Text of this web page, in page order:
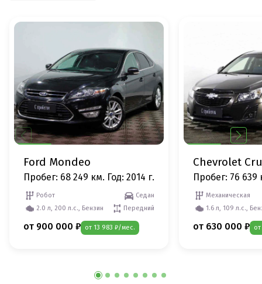
Ford Mondeo
Пробег: 68 249 км. Год: 2014 г.
Робот
Седан
2.0 л, 200 л.с., Бензин
Передний
от 900 000 ₽ от 13 983 ₽/мес.
Chevrolet
Пробег: 76 639
Механическая
1.6 л, 109 л.с.,
от 630 000 ₽